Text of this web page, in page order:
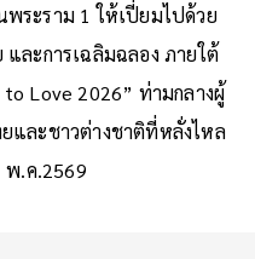
ระราม 1 ให้เปี่ยมไปด้วย
ละการเฉลิมฉลอง ภายใต้
Love 2026” ท่ามกลางผู้
และชาวต่างชาติที่หลั่งไหล
พ.ค.2569